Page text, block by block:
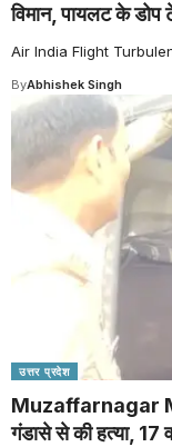
विमान, पायलट के
Air India Flight
ByAbhishek Singh
उत्तर प्रदेश
Muzaffarnagar
गंडासे से की हत्या, 17